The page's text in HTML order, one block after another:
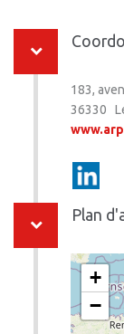
183,
36330
Plan